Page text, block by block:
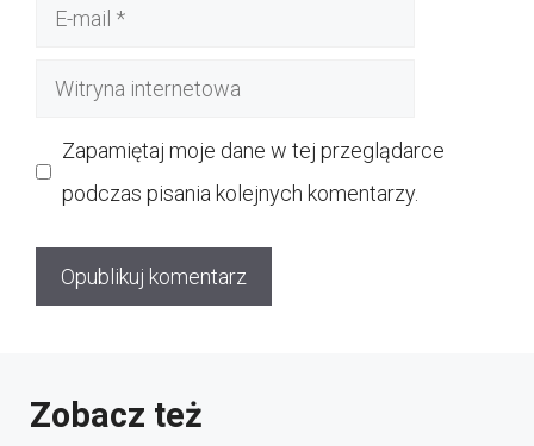
Witryna
Zapamiętaj moje dane w tej przeglądarce
podczas pisania kolejnych komentarzy.
Zobacz też